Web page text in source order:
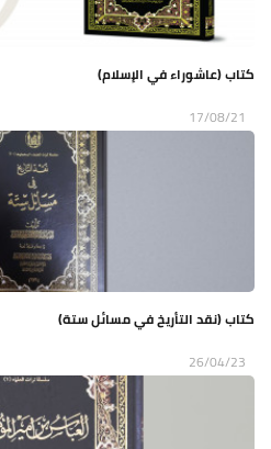
كتاب (عاشوراء في الإسلام)
17/08/21
كتاب (نقد التأريخ في مسائل ستة)
26/04/23